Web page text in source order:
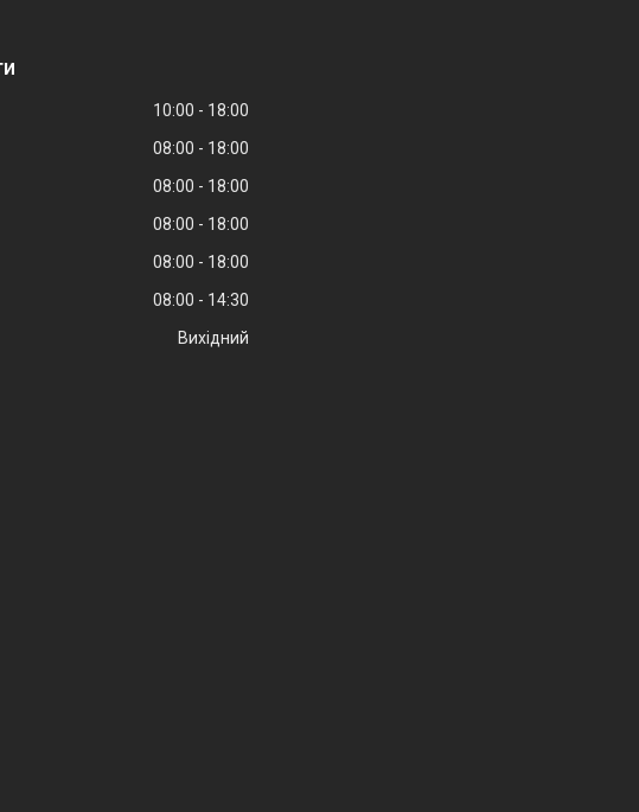
10:00
18:00
08:00
18:00
08:00
18:00
08:00
18:00
08:00
18:00
08:00
14:30
Вихідний